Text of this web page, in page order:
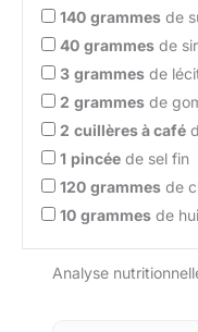
140 grammes de
40 grammes de
3 grammes de
2 grammes de
2 cuillères à café
1 pincée de sel fin
120 grammes de
10 grammes de
Analyse